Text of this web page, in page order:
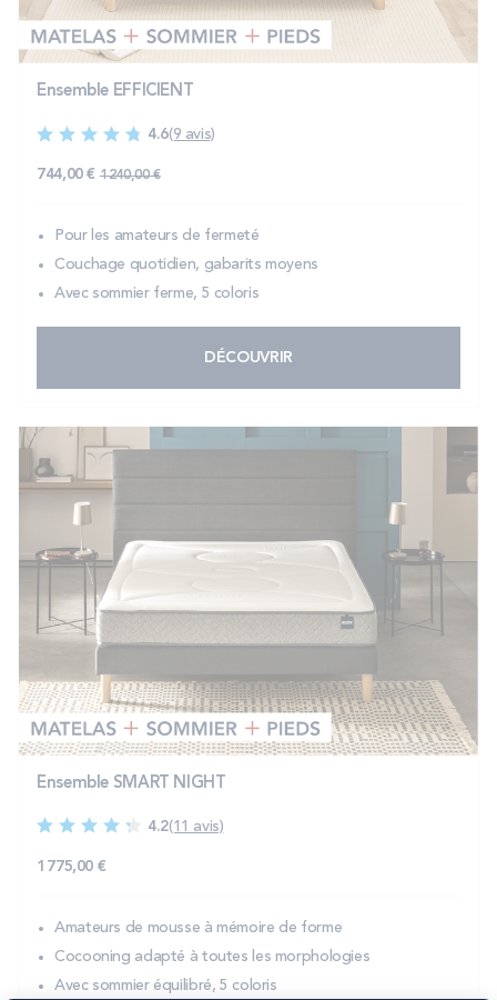
Ensemble EFFICIENT
4.6(9 avis)
744,00 € 1 240,00 €
Pour les amateurs de fermeté
Couchage quotidien, gabarits moyens
Avec sommier ferme, 5 coloris
DÉCOUVRIR
Ensemble SMART NIGHT
4.2(11 avis)
1 775,00 €
Amateurs de mousse à mémoire de forme
Cocooning adapté à toutes les morphologies
Avec sommier équilibré, 5 coloris